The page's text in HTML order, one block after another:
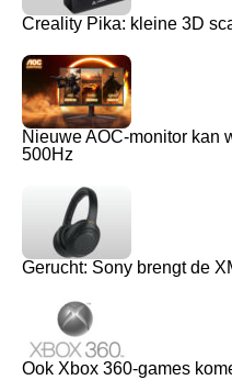
Creality Pika: kleine 3D
Nieuwe AOC-monitor kan
500Hz
Gerucht: Sony brengt de
Ook Xbox 360-games